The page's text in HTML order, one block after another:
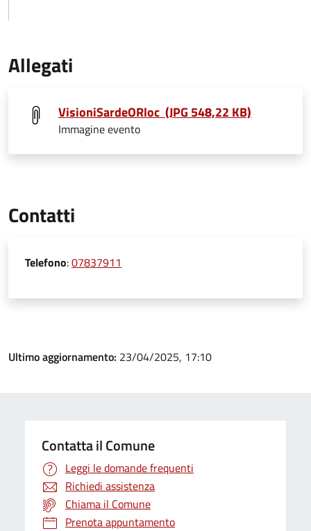
Allegati
VisioniSardeORloc (JPG 548,22 KB)
Immagine evento
Contatti
Telefono:07837911
Ultimo aggiornamento: 23/04/2025, 17:10
Contatta il Comune
Leggi le domande frequenti
Richiedi assistenza
Chiama il Comune
Prenota appuntamento